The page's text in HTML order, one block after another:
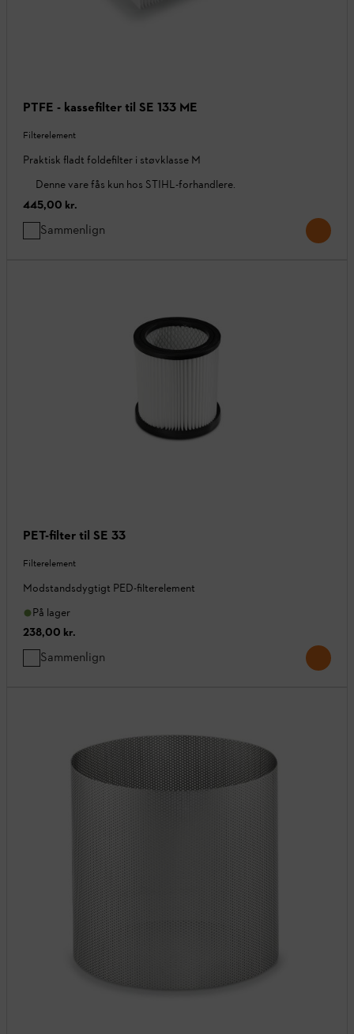
PTFE - kassefilter til SE 133 ME
Filterelement
Praktisk fladt foldefilter i støvklasse M
Denne vare fås kun hos STIHL-forhandlere.
445,00 kr.
Sammenlign
PET-filter til SE 33
Filterelement
Modstandsdygtigt PED-filterelement
På lager
238,00 kr.
Sammenlign